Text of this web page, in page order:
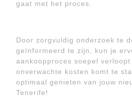
gaat met het proces.
Door zorgvuldig onderzoek te
geïnformeerd te zijn, kun je
aankoopproces soepel
onverwachte kosten komt te
optimaal genieten van jouw
Tenerife!